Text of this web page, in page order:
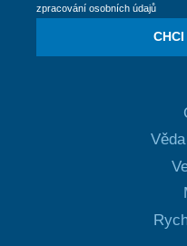
zpracování osobních údajů